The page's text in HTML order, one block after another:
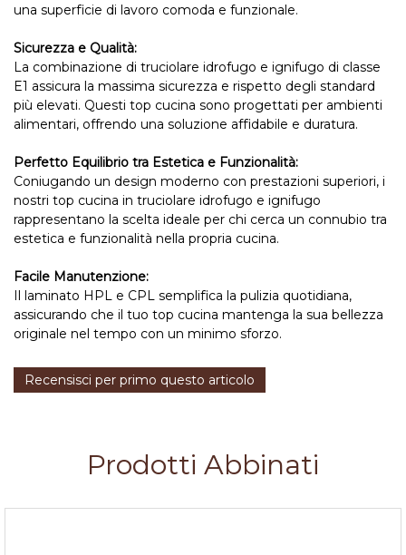
una superficie di lavoro comoda e funzionale.
Sicurezza e Qualità:
La combinazione di truciolare idrofugo e ignifugo di classe
E1 assicura la massima sicurezza e rispetto degli standard
più elevati. Questi top cucina sono progettati per ambienti
alimentari, offrendo una soluzione affidabile e duratura.
Perfetto Equilibrio tra Estetica e Funzionalità:
Coniugando un design moderno con prestazioni superiori, i
nostri top cucina in truciolare idrofugo e ignifugo
rappresentano la scelta ideale per chi cerca un connubio tra
estetica e funzionalità nella propria cucina.
Facile Manutenzione:
Il laminato HPL e CPL semplifica la pulizia quotidiana,
assicurando che il tuo top cucina mantenga la sua bellezza
originale nel tempo con un minimo sforzo.
Recensisci per primo questo articolo
Prodotti Abbinati